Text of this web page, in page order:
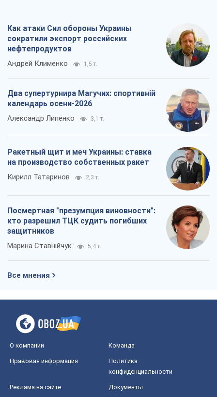
Как атаки Сил обороны Украины
сократили экспорт российских
нефтепродуктов
Андрей Клименко 1,5 т.
Два супертурнира Магучих: спортивній
календарь осени-2026
Александр Липенко 3,1 т.
Ракетный щит и меч Украины: ставка
на производство собственных ракет
Кирилл Татаринов 2,3 т.
Посмертная "презумпция виновности":
кто разрешил ТЦК судить погибших
защитников
Марина Ставнійчук 5,4 т.
Все мнения
О компании Команда
Правовая информация
Политика
конфиденциальности
Реклама на сайте Документы